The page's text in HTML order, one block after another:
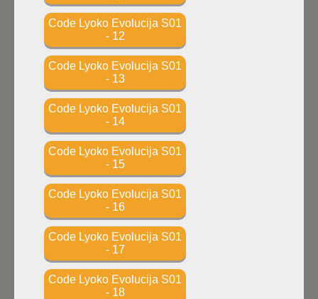
Code Lyoko Evolucija S01
- 12
Code Lyoko Evolucija S01
- 13
Code Lyoko Evolucija S01
- 14
Code Lyoko Evolucija S01
- 15
Code Lyoko Evolucija S01
- 16
Code Lyoko Evolucija S01
- 17
Code Lyoko Evolucija S01
- 18